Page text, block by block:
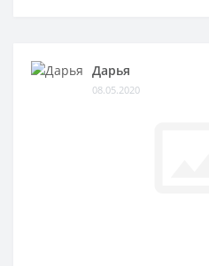
Дарья
08.05.2020